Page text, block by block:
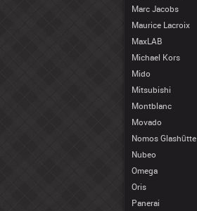
Marc Jacobs
Maurice Lacroix
MaxLAB
Michael Kors
Mido
Mitsubishi
Montblanc
Movado
Nomos Glashütte
Nubeo
Omega
Oris
Panerai